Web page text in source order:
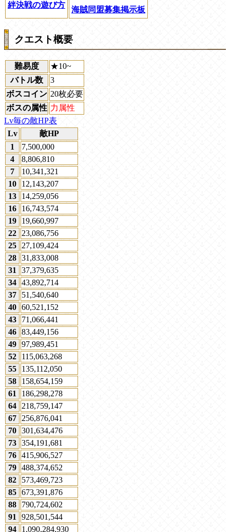
絆決戦の遊び方
海賊同盟募集掲示板
クエスト概要
難易度
★10~
バトル数
3
ボスコイン 20枚必要
ボスの属性 力属性
Lv毎の敵HP表
Lv
敵HP
1
7,500,000
4
8,806,810
7
10,341,321
10
12,143,207
13
14,259,056
16
16,743,574
19
19,660,997
22
23,086,756
25
27,109,424
28 31,833,008
31
37,379,635
34 43,892,714
37
51,540,640
40 60,521,152
43
71,066,441
46 83,449,156
49 97,989,451
52
115,063,268
55
135,112,050
58
158,654,159
61
186,298,278
64
218,759,147
67
256,876,041
70 301,634,476
73 354,191,681
76 415,906,527
79 488,374,652
82
573,469,723
85 673,391,876
88
790,724,602
91
928,501,544
94
1,090,284,930